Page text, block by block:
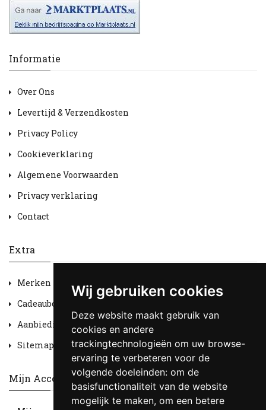
Wij gebruiken cookies
Deze website maakt gebruik van
cookies en andere
trackingtechnologieën om uw browse-
ervaring te verbeteren voor de
volgende doeleinden: om de
basisfunctionaliteit van de website
mogelijk te maken, om een betere
Informatie
Over Ons
Levertijd & Verzendkosten
Privacy Policy
Cookieverklaring
Algemene Voorwaarden
Privacy verklaring
Contact
Extra
Merken
Cadeaubon
Aanbiedingen
Sitemap
Mijn Account